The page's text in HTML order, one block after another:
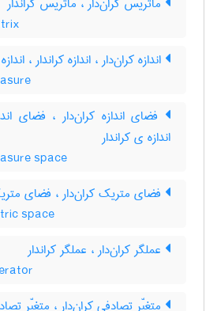
اندازه کران‌دار ، اندازه کراندار ،
فضای اندازه کران‌دار ، فضای
اندازه ی کراندار
space
فضای متریک کران‌دار ، فضای
space
عملگر کران‌دار ، عملگر کراندار
متغیّر تصادفی کران‌دار ، متغیّر